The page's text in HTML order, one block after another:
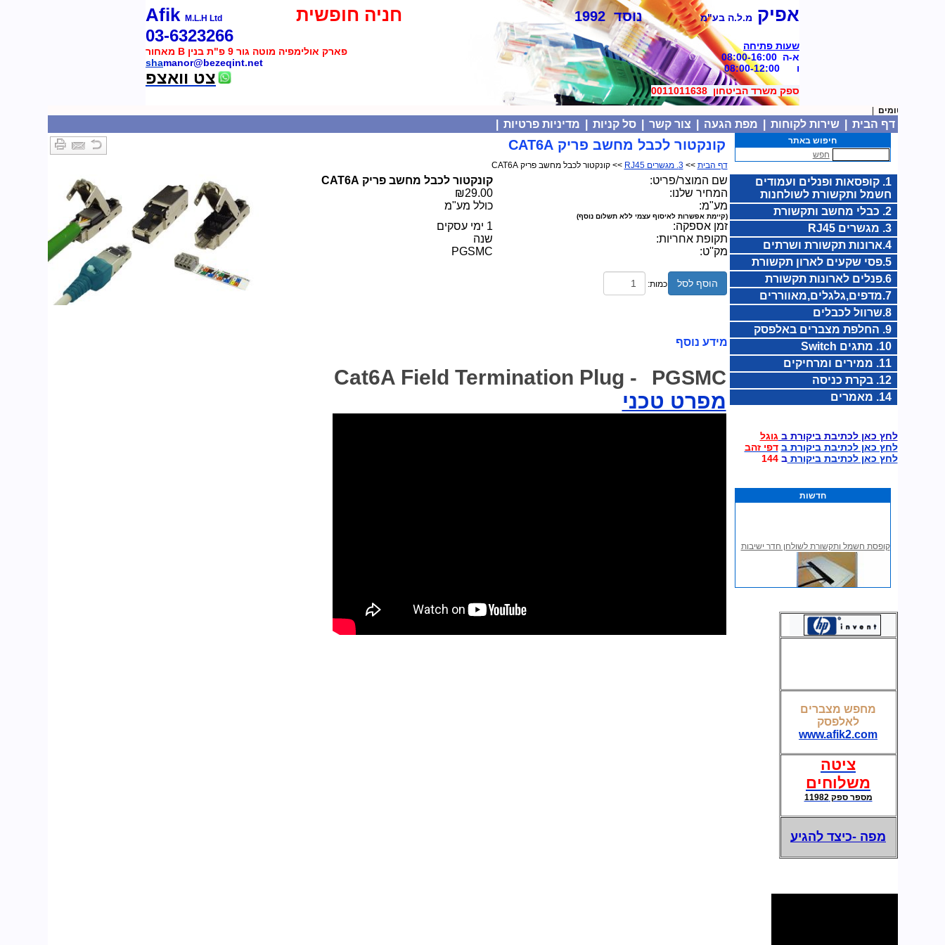
אפיק מ.ל.ה בע"מ נוסד 1992 חניה חופשית M.L.H Ltd
03-6323266
פארק אולימפיה מוטה גור 9 פ"ת בנין B מאחור
shamanor@bezeqint.net
צט וואצפ
שעות פתיחה
א-ה 08:00-16:00
ו 08:00-12:00
ספק משרד הביטחון 0011011638
|
דף הבית שירות לקוחות מפת הגעה צור קשר סל קניות מדיניות פרטיות
חיפוש באתר
חפש
1. קופסאות ופנלים ועמודים
חשמל ותקשורת לשולחנות
2. כבלי מחשב ותקשורת
3. מגשרים RJ45
4.ארונות תקשורת ושרתים
5.פסי שקעים לארון תקשורת
6.פנלים לארונות תקשורת
7.מדפים,גלגלים,מאווררים
8.שרוול לכבלים
9. החלפת מצברים באלפסק
10. מתגים Switch
11. ממירים ומרחיקים
12. בקרת כניסה
14. מאמרים
לחץ כאן לכתיבת ביקורת ב גוגל
לחץ כאן לכתיבת ביקורת ב דפי זהב
לחץ כאן לכתיבת ביקורתב144
חדשות
קופסת חשמל ותקשורת לשולחן חדר ישיבות
קופסת חשמל ותקשורת לשולחן חדר ישיבות
מצברים לאל פסק-UPS
מחפש מצברים
לאלפסק
www.afik2.com
ציטה
משלוחים
מספר ספק 11982
מפה -כיצד להגיע
קונקטור לכבל מחשב פריק CAT6A
דף הבית >>3. מגשרים RJ45 >> קונקטור לכבל מחשב פריק CAT6A
שם המוצר/פריט:
קונקטור לכבל מחשב פריק CAT6A
המחיר שלנו:
₪29.00
מע"מ:
כולל מע"מ
(קיימת אפשרות לאיסוף עצמי ללא תשלום נוסף)
זמן אספקה:
1 ימי עסקים
תקופת אחריות:
שנה
מק''ט:
PGSMC
הוסף לסל כמות:
מידע נוסף
Cat6A Field Termination Plug - PGSMC
מפרט טכני